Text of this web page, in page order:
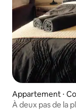
Appartement ⋅
À deux pas de la